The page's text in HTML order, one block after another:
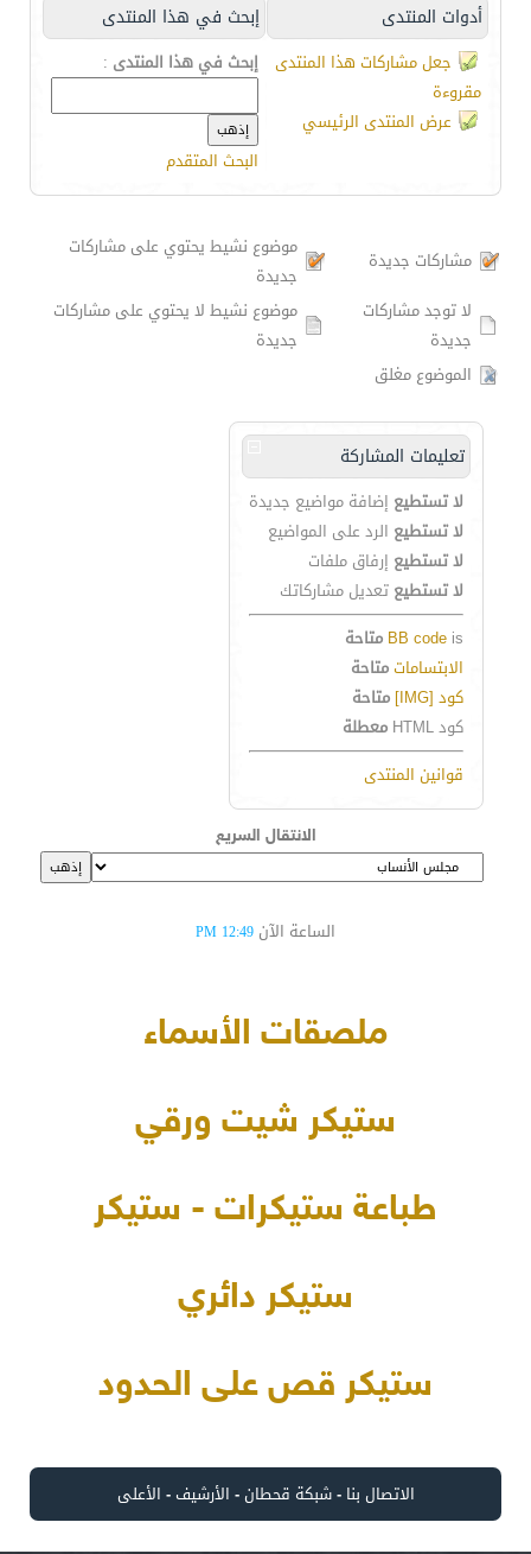
أدوات المنتدى إبحث في هذا المنتدى
جعل مشاركات هذا المنتدى
مقروءة
عرض المنتدى الرئيسي
إبحث في هذا المنتدى :
البحث المتقدم
مشاركات جديدة
موضوع نشيط يحتوي على مشاركات
جديدة
لا توجد مشاركات
جديدة
موضوع نشيط لا يحتوي على مشاركات
جديدة
الموضوع مغلق
تعليمات المشاركة
لا تستطيع إضافة مواضيع جديدة
لا تستطيع الرد على المواضيع
لا تستطيع إرفاق ملفات
لا تستطيع تعديل مشاركاتك
BB code is
متاحة
الابتساماتمتاحة
كود [IMG]
متاحة
كود HTML
معطلة
قوانين المنتدى
الانتقال السريع
الساعة الآن 12:49 PM
ملصقات الأسماء
ستيكر شيت ورقي
طباعة ستيكرات - ستيكر
ستيكر دائري
ستيكر قص على الحدود
الاتصال بنا -شبكة قحطان- الأرشيف- الأعلى